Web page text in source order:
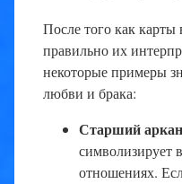
После того как
правильно их
некоторые примеры
любви и брака:
Старший
символизирует
отношениях.